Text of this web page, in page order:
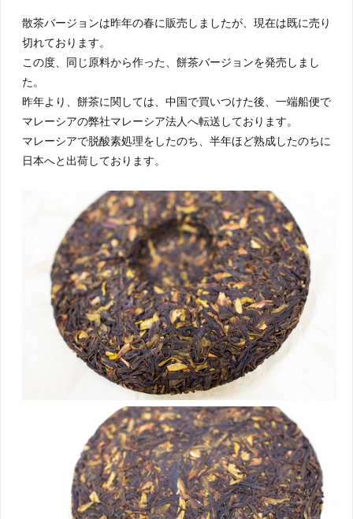
散茶バージョンは昨年の春に販売しましたが、現在は既に売り
切れております。
この度、同じ原料から作った、餅茶バージョンを発売しまし
た。
昨年より、餅茶に関しては、中国で買いつけた後、一端船便で
マレーシアの弊社マレーシア法人へ転送しております。
マレーシアで脱酸素処理をしたのち、半年ほど熟成したのちに
日本へと出荷しております。